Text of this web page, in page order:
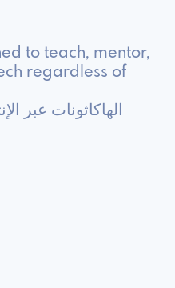
to teach, mentor,
regardless of